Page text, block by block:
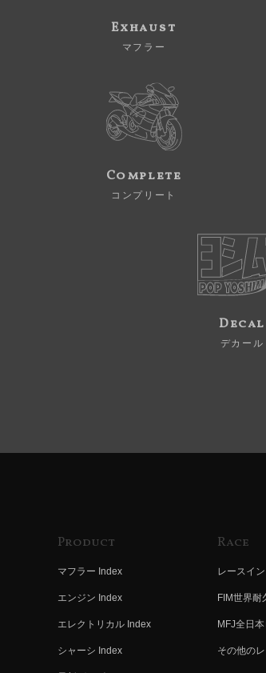
Exhaust
マフラー
Complete
コンプリート
Decal
デカール
Product
マフラー Index
エンジン Index
エレクトリカル Index
シャーシ Index
Race
レースイ
FIM世界耐
MFJ全日
その他の